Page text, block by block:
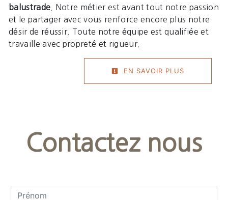
balustrade . Notre métier est avant tout notre passion
et le partager avec vous renforce encore plus notre
désir de réussir. Toute notre équipe est qualifiée et
travaille avec propreté et rigueur.
EN SAVOIR PLUS
Contactez nous